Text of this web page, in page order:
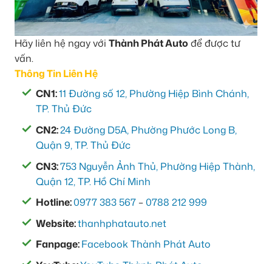
Hãy liên hệ ngay với Thành Phát Auto để được tư
vấn.
Thông Tin Liên Hệ
CN1:11 Đường số 12, Phường Hiệp Bình Chánh,
TP. Thủ Đức
CN2:24 Đường D5A, Phường Phước Long B,
Quận 9, TP. Thủ Đức
CN3:753 Nguyễn Ảnh Thủ, Phường Hiệp Thành,
Quận 12, TP. Hồ Chí Minh
Hotline:0977 383 567 –0788 212 999
Website:thanhphatauto.net
Fanpage:Facebook Thành Phát Auto